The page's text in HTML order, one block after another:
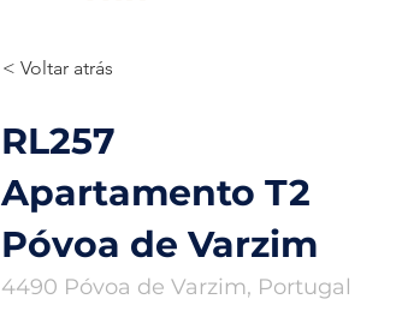
< Voltar atrás
RL257
Apartamento T2
Póvoa de Varzim
4490 Póvoa de Varzim, Portugal